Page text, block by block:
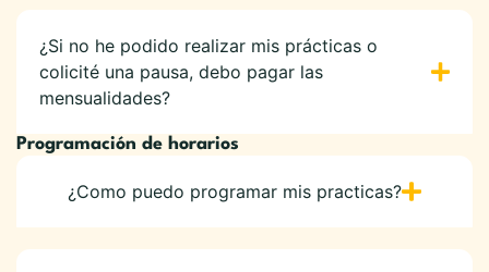
¿Si no he podido realizar mis prácticas o
colicité una pausa, debo pagar las
mensualidades?
Programación de horarios
¿Como puedo programar mis practicas?